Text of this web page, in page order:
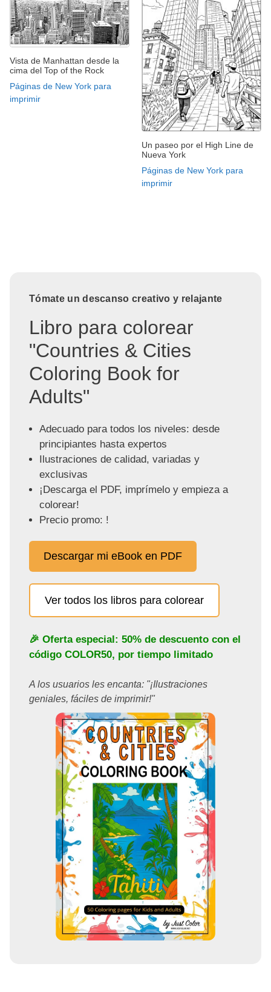
Vista de Manhattan desde la
cima del Top of the Rock
Páginas de New York para
imprimir
Un paseo por el High Line de
Nueva York
Páginas de New York para
imprimir
Tómate un descanso creativo y relajante
Libro para colorear
"Countries & Cities
Coloring Book for
Adults"
Adecuado para todos los niveles: desde
principiantes hasta expertos
Ilustraciones de calidad, variadas y
exclusivas
¡Descarga el PDF, imprímelo y empieza a
colorear!
Precio promo: !
Descargar mi eBook en PDF
Ver todos los libros para colorear
🎉 Oferta especial: 50% de descuento con el
código COLOR50, por tiempo limitado
A los usuarios les encanta: "¡Ilustraciones
geniales, fáciles de imprimir!"